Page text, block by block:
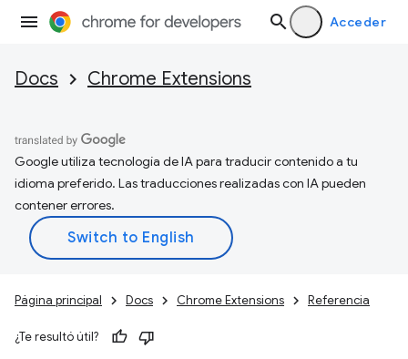
Acceder
Docs Chrome Extensions
Google utiliza tecnología de IA para traducir contenido a tu
idioma preferido. Las traducciones realizadas con IA pueden
contener errores.
Página principal Docs Chrome Extensions Referencia
¿Te resultó útil?